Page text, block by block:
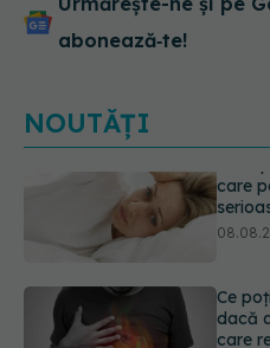
abonează‑te!
NOUTĂȚI
Ce
dacă